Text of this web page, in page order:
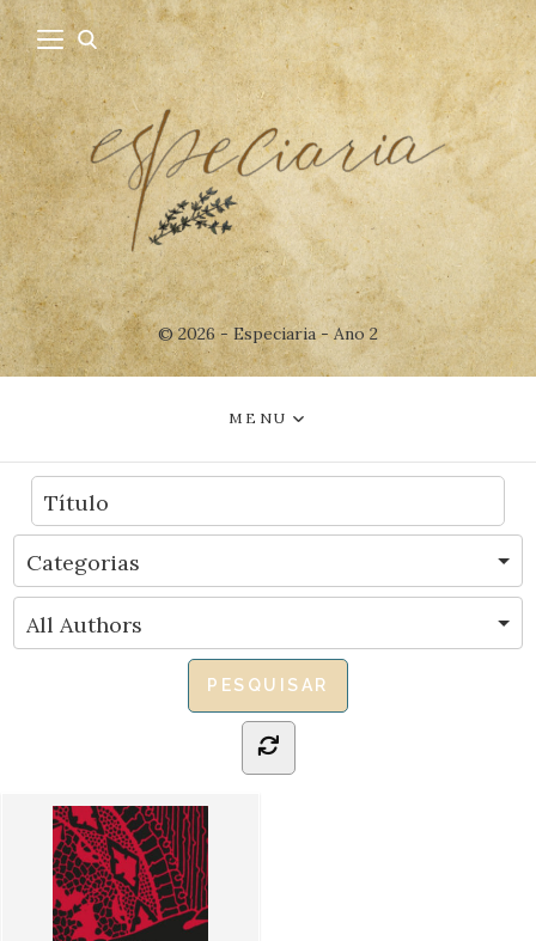
© 2026 - Especiaria - Ano 2
MENU